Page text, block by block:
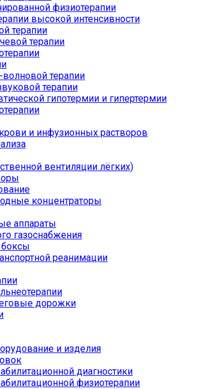
физиотерапии
высокой интенсивности
терапии
терапии
терапии
терапии
гипотермии и гипертермии
и инфузионных растворов
вентиляции лёгких)
концентраторы
аппараты
газоснабжения
боксы
реанимации
дорожки
и изделия
диагностики
физиотерапии